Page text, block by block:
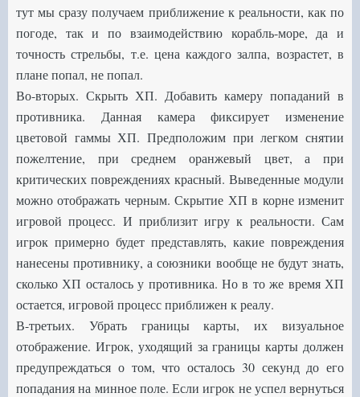
тут мы сразу получаем приближение к реальности, как по
погоде, так и по взаимодействию корабль-море, да и
точность стрельбы, т.е. цена каждого залпа, возрастет, в
плане попал, не попал.
Во-вторых. Скрыть ХП. Добавить камеру попаданий в
противника. Данная камера фиксирует изменение
цветовой гаммы ХП. Предположим при легком снятии
пожелтение, при среднем оранжевый цвет, а при
критических повреждениях красный. Выведенные модули
можно отображать черным. Скрытие ХП в корне изменит
игровой процесс. И приблизит игру к реальности. Сам
игрок примерно будет представлять, какие повреждения
нанесены противнику, а союзники вообще не будут знать,
сколько ХП осталось у противника. Но в то же время ХП
остается, игровой процесс приближен к реалу.
В-третьих. Убрать границы карты, их визуальное
отображение. Игрок, уходящий за границы карты должен
предупреждаться о том, что осталось 30 секунд до его
попадания на минное поле. Если игрок не успел вернуться